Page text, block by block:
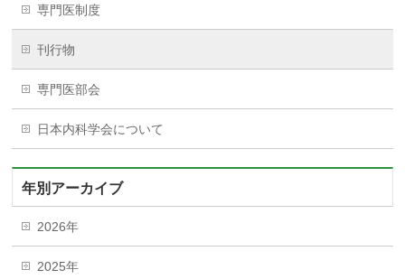
専門医制度
刊行物
専門医部会
日本内科学会について
年別アーカイブ
2026年
2025年